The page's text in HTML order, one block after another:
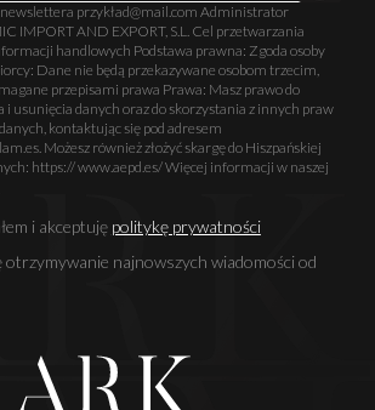
newslettera przykład@mail.com Administrator
IMPORT AND EXPORT, S.L. Cel przetwarzania
handlowych Podstawa prawna: Zgoda osoby
Dane nie będą przekazywane osobom trzecim,
przepisami prawa Prawa: Masz prawo do
i usunięcia danych oraz do skorzystania z innych praw
kontaktując się pod adresem
Możesz również złożyć skargę do Hiszpańskiej
https:// www.aepd.es/ Więcej informacji w naszej
i akceptuję politykę prywatności
otrzymywanie najnowszych wiadomości od